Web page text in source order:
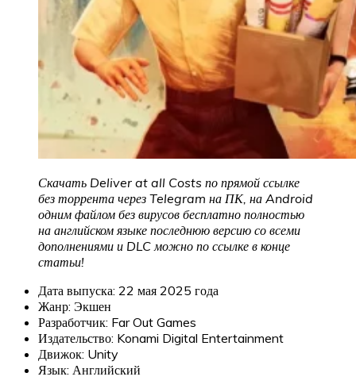
Скачать Deliver at all Costs по прямой ссылке
без торрента через Telegram на ПК, на Android
одним файлом без вирусов бесплатно полностью
на английском языке последнюю версию со всеми
дополнениями и DLC можно по ссылке в конце
статьи!
Дата выпуска: 22 мая 2025 года
Жанр: Экшен
Разработчик: Far Out Games
Издательство: Konami Digital Entertainment
Движок: Unity
Язык: Английский